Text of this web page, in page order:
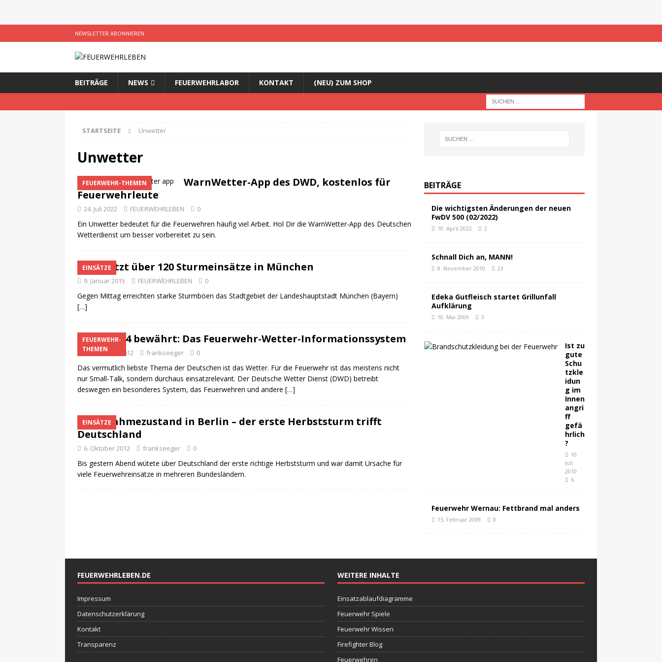
NEWSLETTER ABONNIEREN
BEITRÄGE NEWS FEUERWEHRLABOR KONTAKT (NEU) ZUM SHOP
STARTSEITE Unwetter
Unwetter
FEUERWEHR-THEMEN
WarnWetter-App des DWD, kostenlos für
Feuerwehrleute
24. Juli 2022 FEUERWEHRLEBEN 0
Ein Unwetter bedeutet für die Feuerwehren häufig viel Arbeit. Hol Dir die WarnWetter-App des Deutschen
Wetterdienst um besser vorbereitet zu sein.
EINSÄTZE
Bis jetzt über 120 Sturmeinsätze in München
9. Januar 2015 FEUERWEHRLEBEN 0
Gegen Mittag erreichten starke Sturmböen das Stadtgebiet der Landeshauptstadt München (Bayern)
[…]
FEUERWEHR-
THEMEN
Seit 2004 bewährt: Das Feuerwehr-Wetter-Informationssystem
27. Oktober 2012 frankseeger 0
Das vermutlich liebste Thema der Deutschen ist das Wetter. Für die Feuerwehr ist das meistens nicht
nur Small-Talk, sondern durchaus einsatzrelevant. Der Deutsche Wetter Dienst (DWD) betreibt
deswegen ein besonderes System, das Feuerwehren und andere […]
EINSÄTZE
Ausnahmezustand in Berlin – der erste Herbststurm trifft
Deutschland
6. Oktober 2012 frankseeger 0
Bis gestern Abend wütete über Deutschland der erste richtige Herbststurm und war damit Ursache für
viele Feuerwehreinsätze in mehreren Bundesländern.
BEITRÄGE
Die wichtigsten Änderungen der neuen
FwDV 500 (02/2022)
10. April 2022 2
Schnall Dich an, MANN!
8. November 2010 23
Edeka Gutfleisch startet Grillunfall
Aufklärung
10. Mai 2009 3
Ist zu
gute
Schu
tzkle
idun
g im
Innen
angri
ff
gefä
hrlich
?
10.
Juli
2010
6
Feuerwehr Wernau: Fettbrand mal anders
15. Februar 2009 0
FEUERWEHRLEBEN.DE
Impressum
Datenschutzerklärung
Kontakt
Transparenz
WEITERE INHALTE
Einsatzablaufdiagramme
Feuerwehr Spiele
Feuerwehr Wissen
Firefighter Blog
Feuerwehren